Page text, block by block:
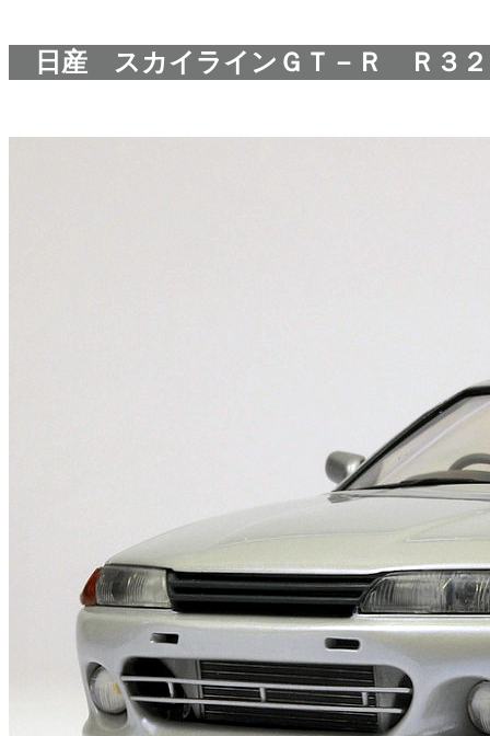
日産 スカイラインＧＴ－Ｒ Ｒ３２